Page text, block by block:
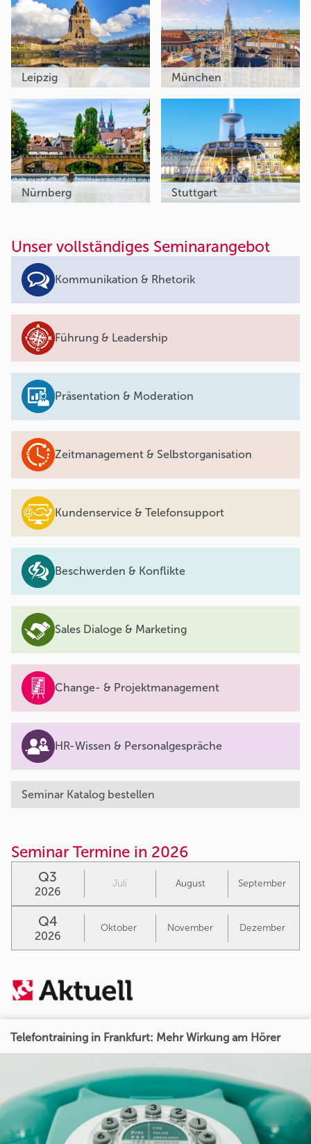
Telefontraining in Frankfurt: Mehr Wirkung am Hörer
Unser vollständiges Seminarangebot
Kommunikation & Rhetorik
Führung & Leadership
Präsentation & Moderation
Zeitmanagement & Selbstorganisation
Kundenservice & Telefonsupport
Beschwerden & Konflikte
Sales Dialoge & Marketing
Change- & Projektmanagement
HR-Wissen & Personalgespräche
Seminar Katalog bestellen
Leipzig München
Nürnberg Stuttgart
Seminar Termine in 2026
Q3
2026
Juli August September
Q4
2026
Oktober November Dezember